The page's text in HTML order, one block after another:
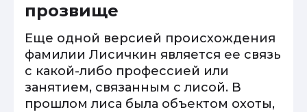
прозвище
Еще одной версией происхождения
фамилии Лисичкин является ее связь
с какой-либо профессией или
занятием, связанным с лисой. В
прошлом лиса была объектом охоты,